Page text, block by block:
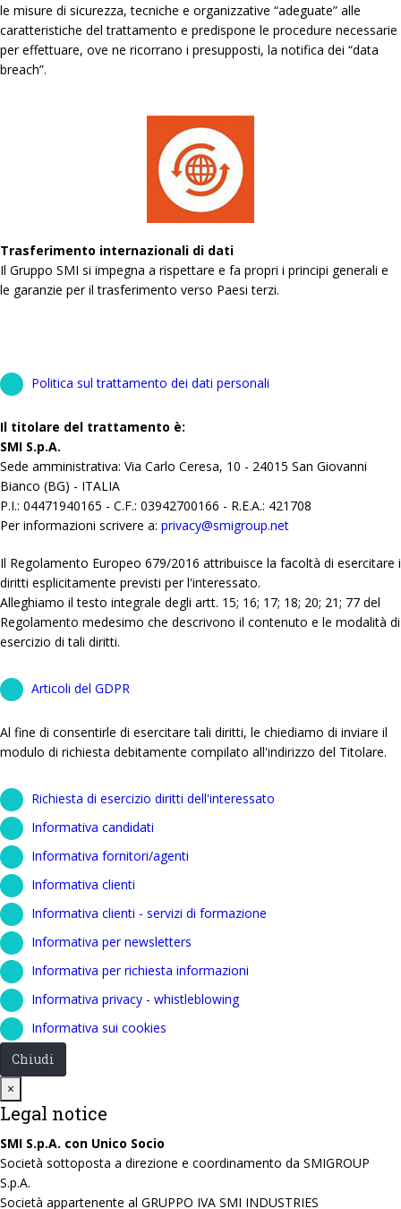
le misure di sicurezza, tecniche e organizzative “adeguate” alle
caratteristiche del trattamento e predispone le procedure necessarie
per effettuare, ove ne ricorrano i presupposti, la notifica dei “data
breach”.
Trasferimento internazionali di dati
Il Gruppo SMI si impegna a rispettare e fa propri i principi generali e
le garanzie per il trasferimento verso Paesi terzi.
Politica sul trattamento dei dati personali
Il titolare del trattamento è:
SMI S.p.A.
Sede amministrativa: Via Carlo Ceresa, 10 - 24015 San Giovanni
Bianco (BG) - ITALIA
P.I.: 04471940165 - C.F.: 03942700166 - R.E.A.: 421708
Per informazioni scrivere a: privacy@smigroup.net
Il Regolamento Europeo 679/2016 attribuisce la facoltà di esercitare i
diritti esplicitamente previsti per l'interessato.
Alleghiamo il testo integrale degli artt. 15; 16; 17; 18; 20; 21; 77 del
Regolamento medesimo che descrivono il contenuto e le modalità di
esercizio di tali diritti.
Articoli del GDPR
Al fine di consentirle di esercitare tali diritti, le chiediamo di inviare il
modulo di richiesta debitamente compilato all'indirizzo del Titolare.
Richiesta di esercizio diritti dell'interessato
Informativa candidati
Informativa fornitori/agenti
Informativa clienti
Informativa clienti - servizi di formazione
Informativa per newsletters
Informativa per richiesta informazioni
Informativa privacy - whistleblowing
Informativa sui cookies
Chiudi
×
Legal notice
SMI S.p.A. con Unico Socio
Società sottoposta a direzione e coordinamento da SMIGROUP
S.p.A.
Società appartenente al GRUPPO IVA SMI INDUSTRIES